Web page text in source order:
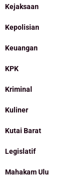
Kejaksaan
Kepolisian
Keuangan
KPK
Kriminal
Kuliner
Kutai Barat
Legislatif
Mahakam Ulu